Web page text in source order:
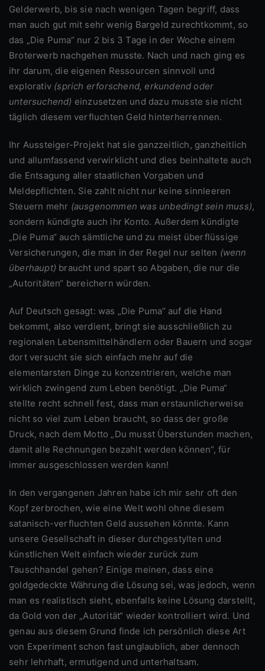
Gelderwerb, bis sie nach wenigen Tagen begriff, dass
man auch gut mit sehr wenig Bargeld zurechtkommt, so
das „Die Puma“ nur 2 bis 3 Tage in der Woche einem
Broterwerb nachgehen musste. Nach und nach ging es
ihr darum, die eigenen Ressourcen sinnvoll und
explorativ (sprich erforschend, erkundend oder
untersuchend) einzusetzen und dazu musste sie nicht
täglich diesem verfluchten Geld hinterherrennen.
Ihr Aussteiger-Projekt hat sie ganzzeitlich, ganzheitlich
und allumfassend verwirklicht und dies beinhaltete auch
die Entsagung aller staatlichen Vorgaben und
Meldepflichten. Sie zahlt nicht nur keine sinnleeren
Steuern mehr (ausgenommen was unbedingt sein muss),
sondern kündigte auch ihr Konto. Außerdem kündigte
„Die Puma“ auch sämtliche und zu meist überflüssige
Versicherungen, die man in der Regel nur selten (wenn
überhaupt) braucht und spart so Abgaben, die nur die
„Autoritäten“ bereichern würden.
Auf Deutsch gesagt: was „Die Puma“ auf die Hand
bekommt, also verdient, bringt sie ausschließlich zu
regionalen Lebensmittelhändlern oder Bauern und sogar
dort versucht sie sich einfach mehr auf die
elementarsten Dinge zu konzentrieren, welche man
wirklich zwingend zum Leben benötigt. „Die Puma“
stellte recht schnell fest, dass man erstaunlicherweise
nicht so viel zum Leben braucht, so dass der große
Druck, nach dem Motto „Du musst Überstunden machen,
damit alle Rechnungen bezahlt werden können“, für
immer ausgeschlossen werden kann!
In den vergangenen Jahren habe ich mir sehr oft den
Kopf zerbrochen, wie eine Welt wohl ohne diesem
satanisch-verfluchten Geld aussehen könnte. Kann
unsere Gesellschaft in dieser durchgestylten und
künstlichen Welt einfach wieder zurück zum
Tauschhandel gehen? Einige meinen, dass eine
goldgedeckte Währung die Lösung sei, was jedoch, wenn
man es realistisch sieht, ebenfalls keine Lösung darstellt,
da Gold von der „Autorität“ wieder kontrolliert wird. Und
genau aus diesem Grund finde ich persönlich diese Art
von Experiment schon fast unglaublich, aber dennoch
sehr lehrhaft, ermutigend und unterhaltsam.